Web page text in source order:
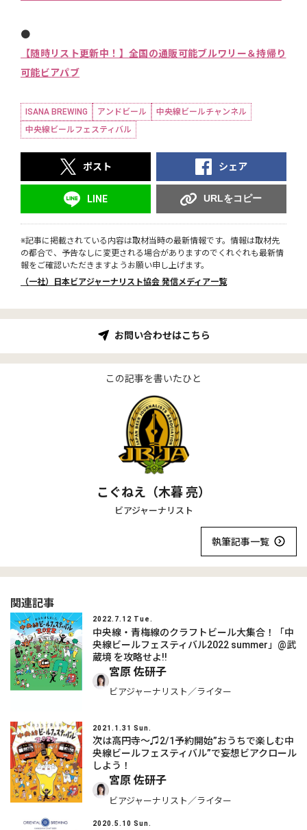
●
【随時リスト更新中！】全国の通販可能ブルワリー＆持帰り
可能ビアパブ
ISANA BREWING アンドビール
中央線ビールチャンネル
中央線ビールフェスティバル
ポスト シェア
LINE URLをコピー
※記事に掲載されている内容は取材当時の最新情報です。情報は取材先
の都合で、予告なしに変更される場合がありますのでくれぐれも最新情
報をご確認いただきますようお願い申し上げます。
（一社）日本ビアジャーナリスト協会 発信メディア一覧
お問い合わせはこちら
この記事を書いたひと
こぐねえ（木暮 亮）
ビアジャーナリスト
執筆記事一覧
関連記事
2022.7.12 Tue.
中央線・青梅線のクラフトビール大集合！「中
央線ビールフェスティバル2022 summer」@武
蔵境 を攻略せよ!!
宮原 佐研子
ビアジャーナリスト／ライター
2021.1.31 Sun.
次は高円寺〜♫2/1予約開始”おうちで楽しむ中
央線ビールフェスティバル”で妄想ビアクロール
しよう！
宮原 佐研子
ビアジャーナリスト／ライター
2020.5.10 Sun.